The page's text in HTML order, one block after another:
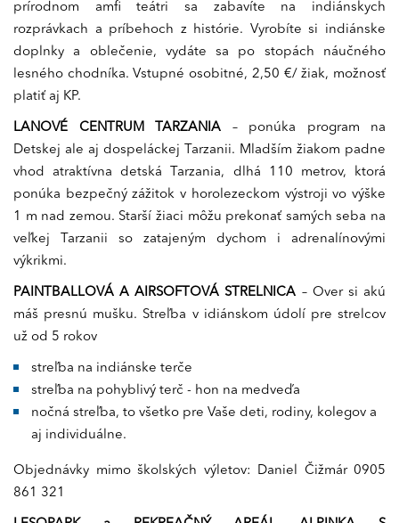
prírodnom amfi teátri sa zabavíte na indiánskych
rozprávkach a príbehoch z histórie. Vyrobíte si indiánske
doplnky a oblečenie, vydáte sa po stopách náučného
lesného chodníka. Vstupné osobitné, 2,50 €/ žiak, možnosť
platiť aj KP.
LANOVÉ CENTRUM TARZANIA – ponúka program na
Detskej ale aj dospeláckej Tarzanii. Mladším žiakom padne
vhod atraktívna detská Tarzania, dlhá 110 metrov, ktorá
ponúka bezpečný zážitok v horolezeckom výstroji vo výške
1 m nad zemou. Starší žiaci môžu prekonať samých seba na
veľkej Tarzanii so zatajeným dychom i adrenalínovými
výkrikmi.
PAINTBALLOVÁ A AIRSOFTOVÁ STRELNICA – Over si akú
máš presnú mušku. Streľba v idiánskom údolí pre strelcov
už od 5 rokov
streľba na indiánske terče
streľba na pohyblivý terč - hon na medveďa
nočná streľba, to všetko pre Vaše deti, rodiny, kolegov a
aj individuálne.
Objednávky mimo školských výletov: Daniel Čižmár 0905
861 321